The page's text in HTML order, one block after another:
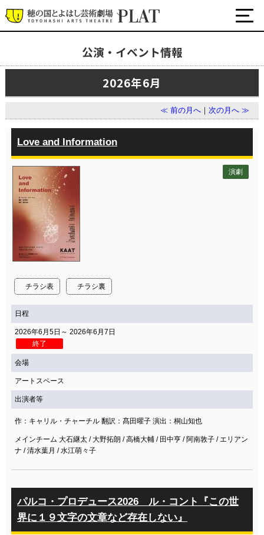
公式SNS
アクセシビリティ/
サービス
座席表
プラットニュース 出版物・映像
サイトマップ トップに戻る
公演・イベント情報
2026年6月
≪ 前の月へ ｜次の月へ ≫
Love and Information
チラシ表 チラシ裏
演劇
日程
2026年6月5日～ 2026年6月7日
終了
会場
アートスペース
出演者等
作：キャリル・チャーチル 翻訳：髙田曜子 演出：桐山知也
メインチーム 大石継太 / 大野拓朗 / 高橋大輔 / 田中亨 / 阿南敦子 / エリアン
ナ / 清水葉月 / 水江萌々子
パルコ・プロデュース2026 ル・コント『この世
界に１９文字の文章など存在しない』
最新の公演・イベント情報
演劇・ダンス・音楽など
イベント
プラットについて
チケット・座席表・鑑賞サポートなど
施設の利用について
サポート